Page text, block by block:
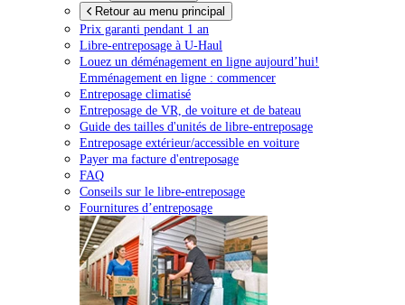
Retour au menu principal
Prix garanti pendant 1 an
Libre-entreposage à U-Haul
Louez un déménagement en ligne aujourd’hui!
Emménagement en ligne : commencer
Entreposage climatisé
Entreposage de VR, de voiture et de bateau
Guide des tailles d'unités de libre-entreposage
Entreposage extérieur/accessible en voiture
Payer ma facture d'entreposage
FAQ
Conseils sur le libre-entreposage
Fournitures d’entreposage